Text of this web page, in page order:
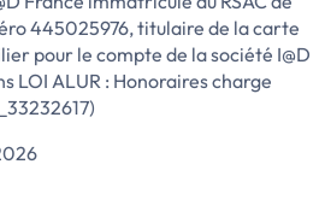
445025976, titulaire de la carte
pour le compte de la société I@D
LOI ALUR : Honoraires charge